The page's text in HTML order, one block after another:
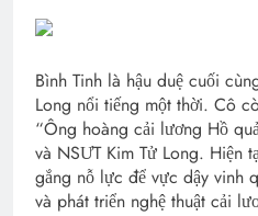
Bình Tinh là hậu duệ cuối
Long nổi tiếng một thời. Cô
“Ông hoàng cải lương Hồ
và NSƯT Kim Tử Long. Hiện
gắng nỗ lực để vực dậy vinh
và phát triển nghệ thuật cải